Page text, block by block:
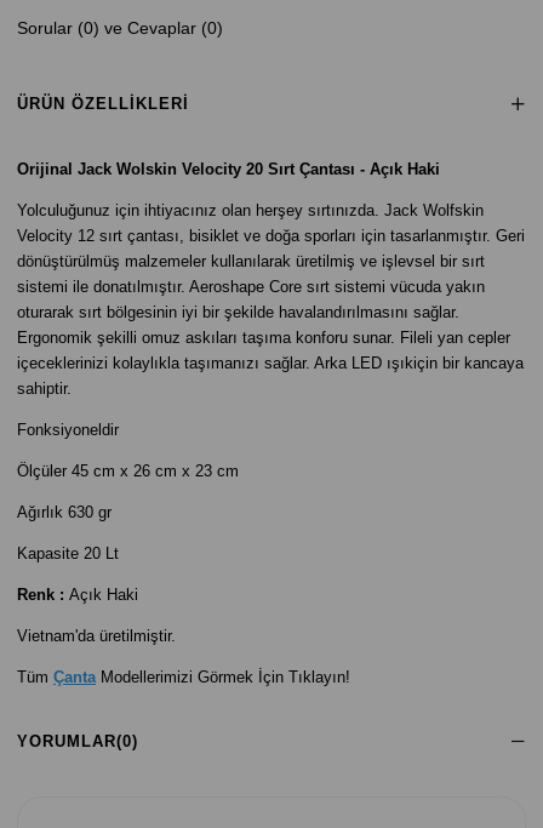
Sorular (0) ve Cevaplar (0)
ÜRÜN ÖZELLIKLERI
Orijinal Jack Wolskin Velocity 20 Sırt Çantası - Açık Haki
Yolculuğunuz için ihtiyacınız olan herşey sırtınızda. Jack Wolfskin
Velocity 12 sırt çantası, bisiklet ve doğa sporları için tasarlanmıştır. Geri
dönüştürülmüş malzemeler kullanılarak üretilmiş ve işlevsel bir sırt
sistemi ile donatılmıştır. Aeroshape Core sırt sistemi vücuda yakın
oturarak sırt bölgesinin iyi bir şekilde havalandırılmasını sağlar.
Ergonomik şekilli omuz askıları taşıma konforu sunar. Fileli yan cepler
içeceklerinizi kolaylıkla taşımanızı sağlar. Arka LED ışıkiçin bir kancaya
sahiptir.
Fonksiyoneldir
Ölçüler 45 cm x 26 cm x 23 cm
Ağırlık 630 gr
Kapasite 20 Lt
Renk : Açık Haki
Vietnam'da üretilmiştir.
Tüm Çanta Modellerimizi Görmek İçin Tıklayın!
YORUMLAR(0)